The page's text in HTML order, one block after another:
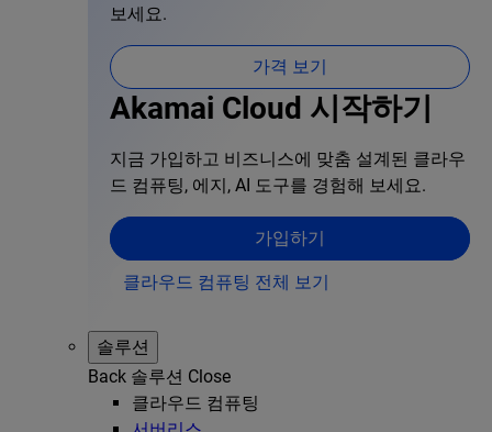
보세요.
가격 보기
Akamai Cloud 시작하기
지금 가입하고 비즈니스에 맞춤 설계된 클라우
드 컴퓨팅, 에지, AI 도구를 경험해 보세요.
가입하기
클라우드 컴퓨팅 전체 보기
솔루션
Back 솔루션 Close
클라우드 컴퓨팅